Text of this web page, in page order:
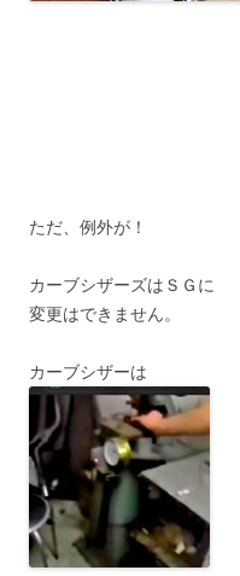
ただ、例外が！
カーブシザーズはＳＧに
変更はできません。
カーブシザーは